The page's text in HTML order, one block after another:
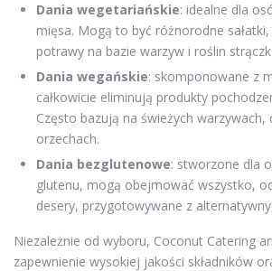
Dania wegetariańskie: idealne dla
mięsa. Mogą to być różnorodne
potrawy na bazie warzyw i roślin
Dania wegańskie: skomponowane z
całkowicie eliminują produkty
Często bazują na świeżych warzywach,
orzechach.
Dania bezglutenowe: stworzone dla
glutenu, mogą obejmować wszystko,
desery, przygotowywane z
Niezależnie od wyboru, Coconut Catering
zapewnienie wysokiej jakości składników